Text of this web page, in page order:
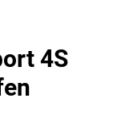
4S